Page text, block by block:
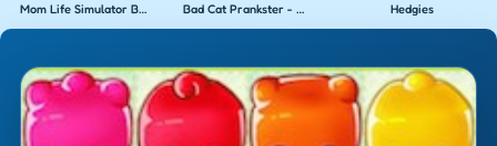
Mom Life Simulator Baby Care Bad Cat Prankster - Mom's Return Hedgies